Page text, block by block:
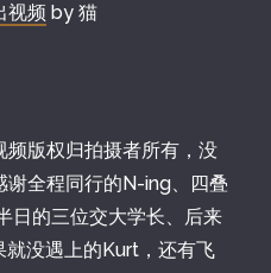
视频 by 猫
频版权归拍摄者所有，没
谢全程同行的N-ing、四叠
日的三位交大学长、后来
没遇上的Kurt，还有飞